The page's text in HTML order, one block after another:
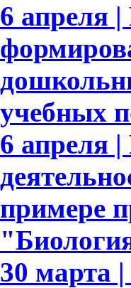
6 апреля
учебных
6 апреля
примере
30 марта